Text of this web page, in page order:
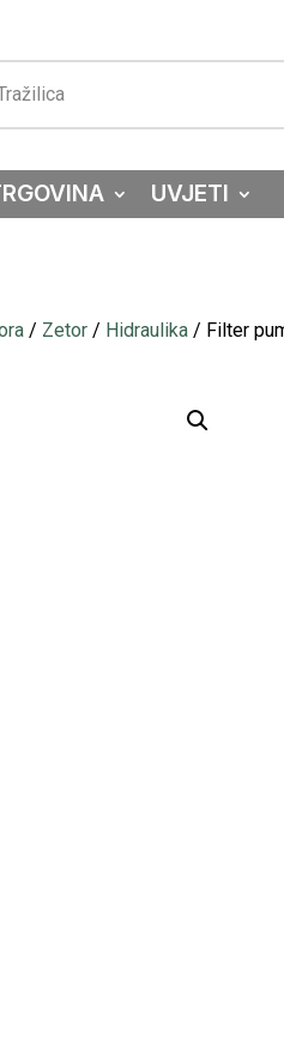
UVJETI
/ Zetor / Hidraulika / Filter